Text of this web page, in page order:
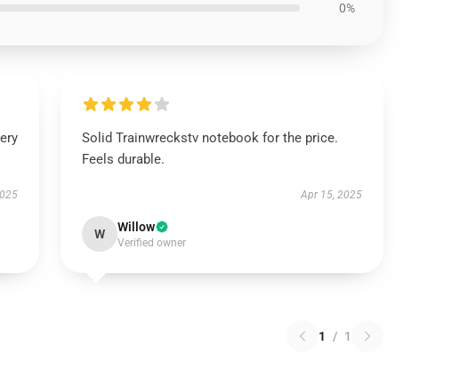
0%
Solid Trainwreckstv notebook for the price.
Feels durable.
Apr 15, 2025
W Willow
Verified owner
1 / 1